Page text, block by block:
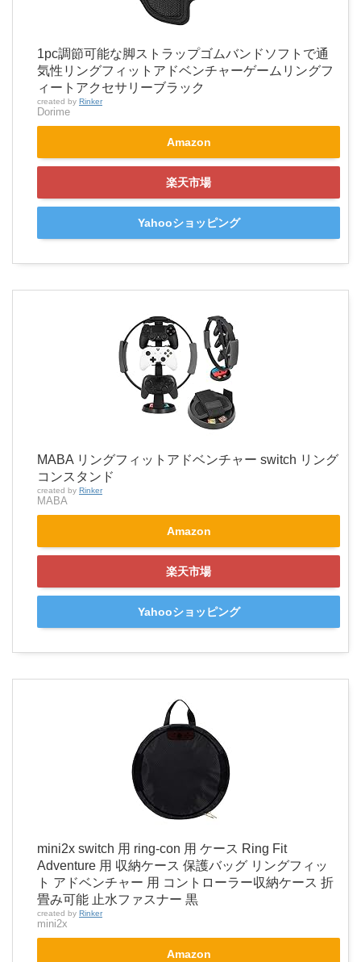
1pc調節可能な脚ストラップゴムバンドソフトで通
気性リングフィットアドベンチャーゲームリングフ
ィートアクセサリーブラック
created by Rinker
Dorime
Amazon
楽天市場
Yahooショッピング
MABA リングフィットアドベンチャー switch リング
コンスタンド
created by Rinker
MABA
Amazon
楽天市場
Yahooショッピング
mini2x switch 用 ring-con 用 ケース Ring Fit
Adventure 用 収納ケース 保護バッグ リングフィッ
ト アドベンチャー 用 コントローラー収納ケース 折
畳み可能 止水ファスナー 黒
created by Rinker
mini2x
Amazon